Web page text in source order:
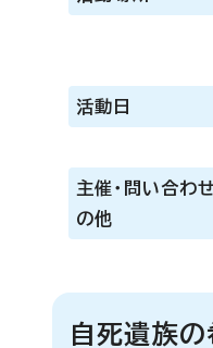
活動日
主催・問い合わ
の他
自死遺族